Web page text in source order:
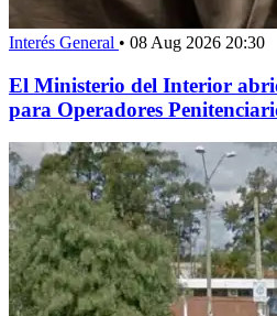
Interés General • 08 Aug 2026 20:30
El Ministerio del Interior
para Operadores